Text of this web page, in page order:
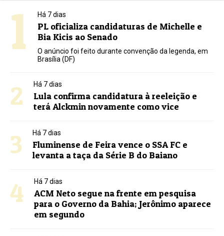
1 Há 7 dias
PL oficializa candidaturas de Michelle e
Bia Kicis ao Senado
O anúncio foi feito durante convenção da legenda, em
Brasília (DF)
2 Há 7 dias
Lula confirma candidatura à reeleição e
terá Alckmin novamente como vice
3 Há 7 dias
Fluminense de Feira vence o SSA FC e
levanta a taça da Série B do Baiano
4 Há 7 dias
ACM Neto segue na frente em pesquisa
para o Governo da Bahia; Jerônimo aparece
em segundo